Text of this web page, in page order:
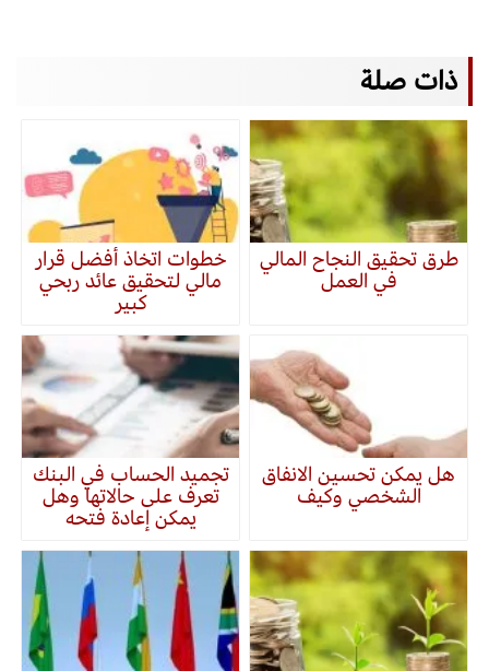
ذات صلة
طرق تحقيق النجاح المالي
في العمل
خطوات اتخاذ أفضل قرار
مالي لتحقيق عائد ربحي
كبير
هل يمكن تحسين الانفاق
الشخصي وكيف
تجميد الحساب في البنك
تعرف على حالاتها وهل
يمكن إعادة فتحه